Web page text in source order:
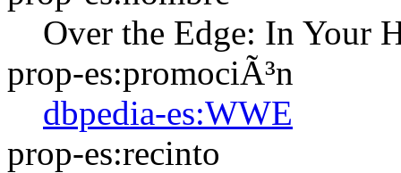
Over the Edge: In Your
prop-es:promociÃ³n
dbpedia-es:WWE
prop-es:recinto